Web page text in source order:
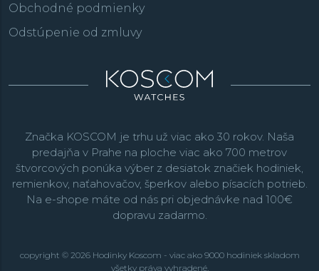
Obchodné podmienky
Odstúpenie od zmluvy
Značka KOSCOM je trhu už viac ako 30 rokov. Naša
predajňa v Prahe na ploche viac ako 700 metrov
štvorcových ponúka výber z desiatok značiek hodiniek,
remienkov, naťahovačov, šperkov alebo písacích potrieb.
Na e-shope máte od nás pri objednávke nad 100€
dopravu zadarmo.
copyright © 2026 Hodinky Koscom - viac ako 9000 hodiniek skladom
všetky práva vyhradené.